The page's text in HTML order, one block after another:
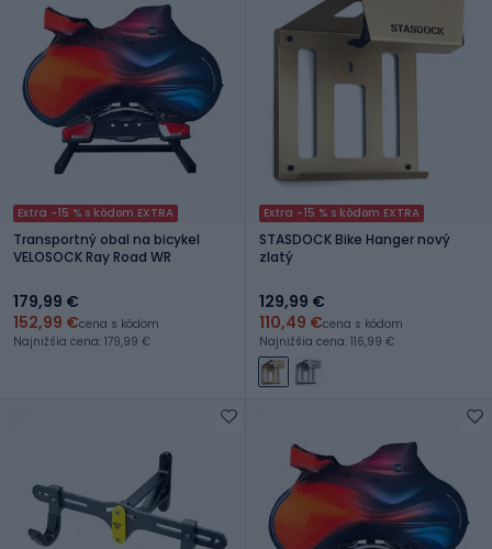
Extra -15 % s kódom EXTRA
Transportný obal na bicykel
VELOSOCK Ray Road WR
179,99 €
152,99 €cena s kódom
Najnižšia cena: 179,99 €
Extra -15 % s kódom EXTRA
STASDOCK Bike Hanger nový
zlatý
129,99 €
110,49 €cena s kódom
Najnižšia cena: 116,99 €